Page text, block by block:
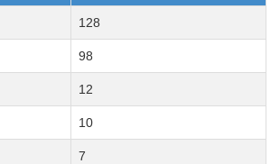
128
98
12
10
7